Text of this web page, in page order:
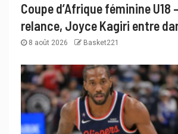
Coupe d’Afrique féminine U18
relance, Joyce Kagiri entre
8 août 2026 Basket221